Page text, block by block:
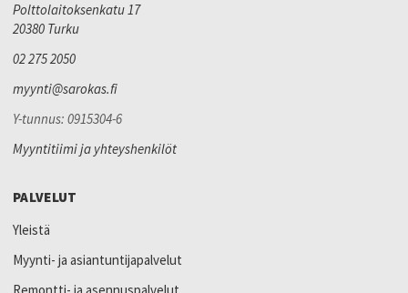
Polttolaitoksenkatu 17
20380 Turku
02 275 2050
myynti@sarokas.fi
Y-tunnus: 0915304-6
Myyntitiimi ja yhteyshenkilöt
PALVELUT
Yleistä
Myynti- ja asiantuntijapalvelut